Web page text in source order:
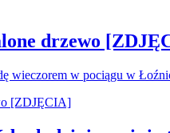
drzewo
wieczorem w pociągu w